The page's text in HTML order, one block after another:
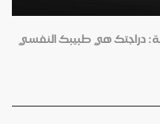
دراجتك هي طبيبك النفسي